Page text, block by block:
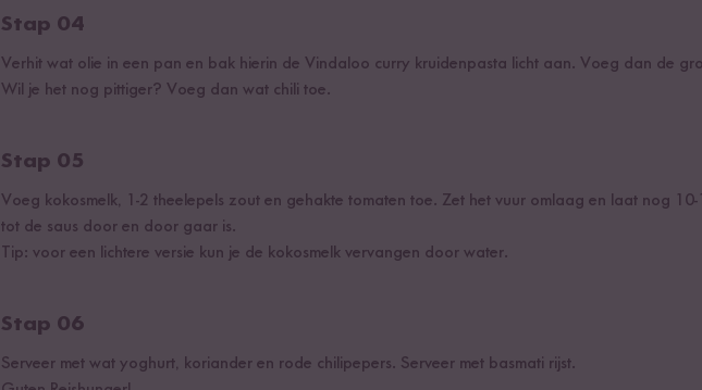
Stap 04
Verhit wat olie in een pan en bak hierin de Vindaloo curry kruidenpasta licht aan. Voeg dan de
Wil je het nog pittiger? Voeg dan wat chili toe.
Stap 05
Voeg kokosmelk, 1-2 theelepels zout en gehakte tomaten toe. Zet het vuur omlaag en laat nog
tot de saus door en door gaar is.
Tip: voor een lichtere versie kun je de kokosmelk vervangen door water.
Stap 06
Serveer met wat yoghurt, koriander en rode chilipepers. Serveer met basmati rijst.